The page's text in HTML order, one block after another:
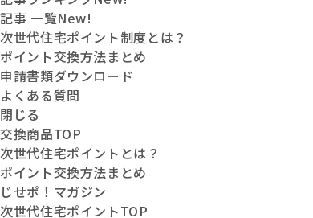
記事 一覧New!
次世代住宅ポイント制度とは？
ポイント交換方法まとめ
申請書類ダウンロード
よくある質問
閉じる
交換商品TOP
次世代住宅ポイントとは？
ポイント交換方法まとめ
じせポ！ マガジン
次世代住宅ポイントTOP